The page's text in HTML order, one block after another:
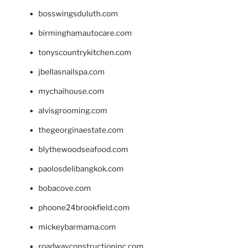
bosswingsduluth.com
birminghamautocare.com
tonyscountrykitchen.com
jbellasnailspa.com
mychaihouse.com
alvisgrooming.com
thegeorginaestate.com
blythewoodseafood.com
paolosdelibangkok.com
bobacove.com
phoone24brookfield.com
mickeybarmama.com